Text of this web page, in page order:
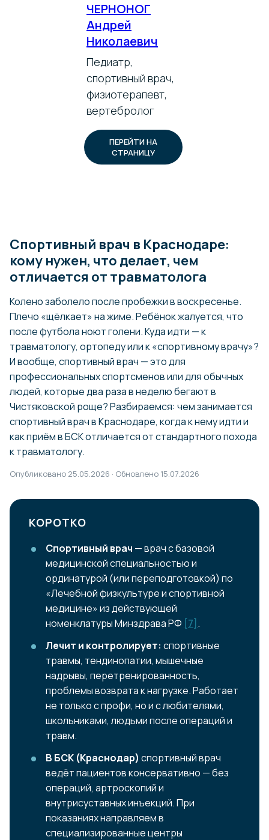
ЧЕРНОНОГ
Андрей
Николаевич
Педиатр,
спортивный врач,
физиотерапевт,
вертебролог
ПЕРЕЙТИ НА
СТРАНИЦУ
Спортивный врач в Краснодаре:
кому нужен, что делает, чем
отличается от травматолога
Колено заболело после пробежки в воскресенье.
Плечо «щёлкает» на жиме. Ребёнок жалуется, что
после футбола ноют голени. Куда идти — к
травматологу, ортопеду или к «спортивному врачу»?
И вообще, спортивный врач — это для
профессиональных спортсменов или для обычных
людей, которые два раза в неделю бегают в
Чистяковской роще? Разбираемся: чем занимается
спортивный врач в Краснодаре, когда к нему идти и
как приём в БСК отличается от стандартного похода
к травматологу.
Опубликовано 25.05.2026 · Обновлено 15.07.2026
КОРОТКО
Спортивный врач — врач с базовой
медицинской специальностью и
ординатурой (или переподготовкой) по
«Лечебной физкультуре и спортивной
медицине» из действующей
номенклатуры Минздрава РФ [7] .
Лечит и контролирует: спортивные
травмы, тендинопатии, мышечные
надрывы, перетренированность,
проблемы возврата к нагрузке. Работает
не только с профи, но и с любителями,
школьниками, людьми после операций и
травм.
В БСК (Краснодар) спортивный врач
ведёт пациентов консервативно — без
операций, артроскопий и
внутрисуставных инъекций. При
показаниях направляем в
специализированные центры